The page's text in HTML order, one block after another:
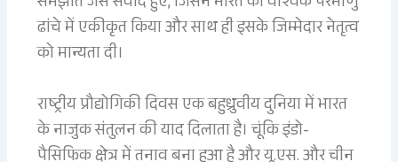
ढांचे में एकीकृत किया और साथ ही इसके जिम्मेदार नेतृत्व
को मान्यता दी।
राष्ट्रीय प्रौद्योगिकी दिवस एक बहुध्रुवीय दुनिया में भारत
के नाजुक संतुलन की याद दिलाता है। चूंकि इंडो-